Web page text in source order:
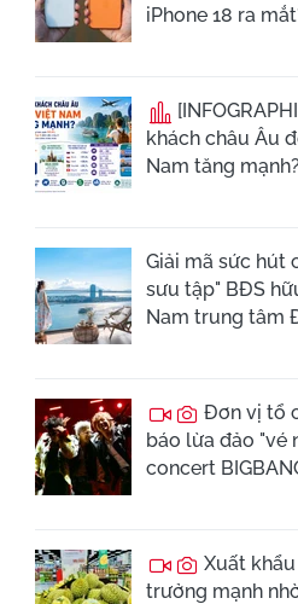
iPhone 18 ra
khách châu Âu
Nam tăng mạnh?
Giải mã sức hút
sưu tập" BĐS
Nam trung tâm
Đơn vị tổ
báo lừa đảo "vé
concert
Xuất
trưởng mạnh